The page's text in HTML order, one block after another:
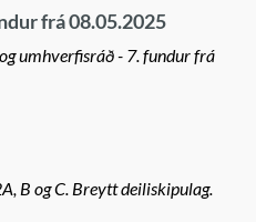
frá 08.05.2025
umhverfisráð - 7. fundur frá
B og C. Breytt deiliskipulag.